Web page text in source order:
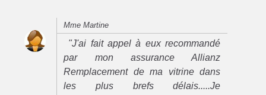
Mme Martine
"J'ai fait appel à eux recommandé
par mon assurance Allianz
Remplacement de ma vitrine dans
les plus brefs délais.....Je